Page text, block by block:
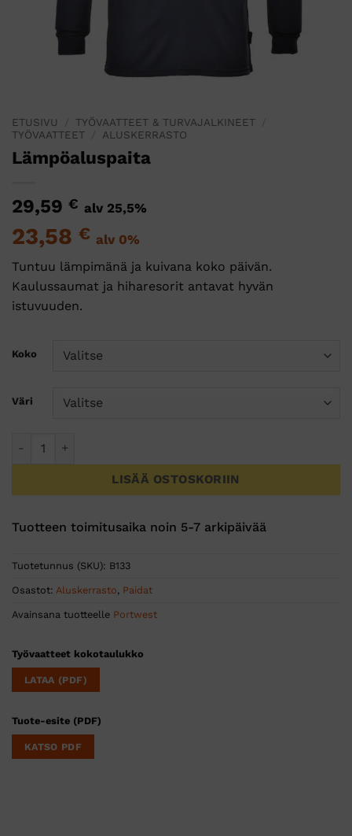
ETUSIVU TYÖVAATTEET & TURVAJALKINEET
TYÖVAATTEET
ALUSKERRASTO
Lämpöaluspaita
29,59 € alv 25,5%
23,58 € alv 0%
Tuntuu lämpimänä ja kuivana koko päivän.
Kaulussaumat ja hiharesorit antavat hyvän
istuvuuden.
Koko
Väri
LISÄÄ OSTOSKORIIN
Tuotteen toimitusaika noin 5-7 arkipäivää
Tuotetunnus (SKU): B133
Osastot: Aluskerrasto, Paidat
Avainsana tuotteelle Portwest
Työvaatteet kokotaulukko
LATAA (PDF)
Tuote-esite (PDF)
KATSO PDF